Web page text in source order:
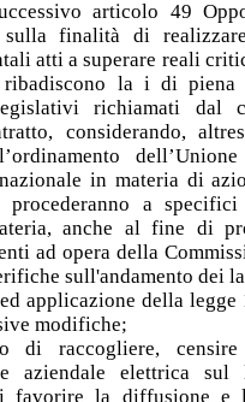
articolo 49
sulla finalità di
atti a superare reali
la i di piena
richiamati dal
considerando,
in materia di
a
anche al fine di
ad opera della
sull'andamento dei
applicazione della legge
modifiche;
di raccogliere,
aziendale elettrica
favorire la diffusione e